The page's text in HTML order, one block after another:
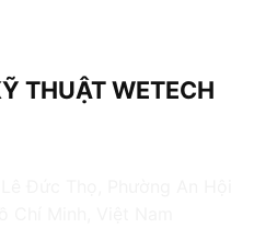
THUẬT WETECH